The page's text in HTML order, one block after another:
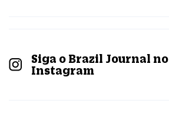
Siga o Brazil Journal no
Instagram